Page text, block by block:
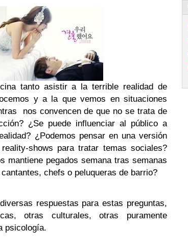
tanto asistir a la terrible realidad de
y a la que vemos en situaciones
nos convencen de que no se trata de
¿Se puede influenciar al público a
¿Podemos pensar en una versión
shows para tratar temas sociales?
mantiene pegados semana tras semanas
chefs o peluqueras de barrio?
respuestas para estas preguntas,
otras culturales, otras puramente
psicología.